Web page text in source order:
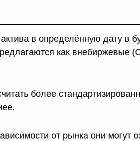
в определённую дату в
как внебиржевые
более
от рынка они могут